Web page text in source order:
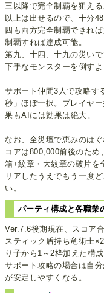
三以降で完全制覇を狙え
以上は出せるので、十分
四も両方完全制覇できれ
制覇すれば達成可能。
第九、十四、十九の災い
下手なモンスターを倒す
サポート仲間3人で攻略す
秒」ほぼ一択。プレイヤ
果もAIには効果は絶大。
なお、全災壇で恵みのは
コアは800,000前後のた
箱+紋章・大紋章の破片を
リアしたうえでもう一度
い。
パーティ構成と各職業
Ver.7.6後期現在、スコア
スティック盾持ち竜術士
り子から1～2枠加えた構成
サポート攻略の場合は自
が安定しやすくなる。